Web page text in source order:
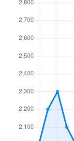
渦森台
渦森台
渦森台
渦森台